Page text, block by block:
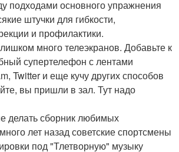
подходами основного упражнения
штучки для гибкости,
и профилактики.
много телеэкранов. Добавьте к
супертелефон с лентами
Twitter и еще кучу других способов
вы пришли в зал. Тут надо
делать сборник любимых
лет назад советские спортсмены
под "Тлетворную" музыку